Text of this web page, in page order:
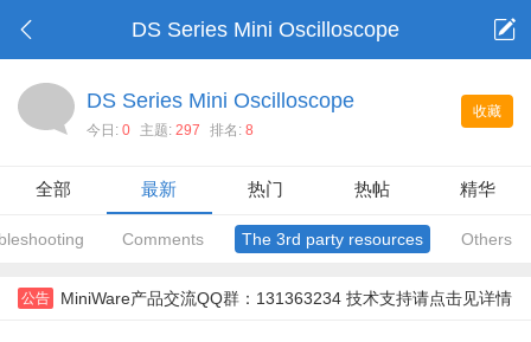
DS Series Mini Oscilloscope
收藏
DS Series Mini Oscilloscope
今日: 0 主题: 297 排名: 8
全部 最新 热门 热帖 精华
Comments The 3rd party resources Others
公告 MiniWare产品交流QQ群：131363234 技术支持请点击见详情